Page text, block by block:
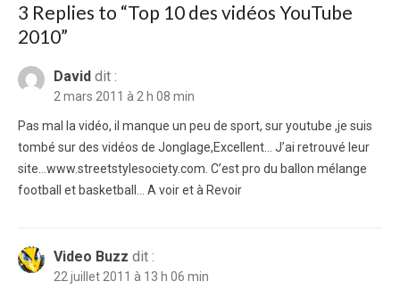
3 Replies to “Top 10 des vidéos YouTube
2010”
David dit :
2 mars 2011 à 2 h 08 min
Pas mal la vidéo, il manque un peu de sport, sur youtube ,je suis
tombé sur des vidéos de Jonglage,Excellent… J’ai retrouvé leur
site…www.streetstylesociety.com. C’est pro du ballon mélange
football et basketball… A voir et à Revoir
Video Buzz dit :
22 juillet 2011 à 13 h 06 min